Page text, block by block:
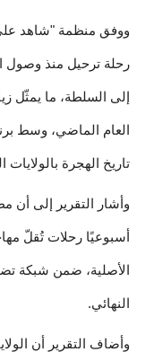
رحلة ترحيل منذ وصول
العام الماضي، وسط
تاريخ الهجرة بالولايات
وأشار التقرير إلى أن
أسبوعيًا رحلات تُقلّ
النهائي.